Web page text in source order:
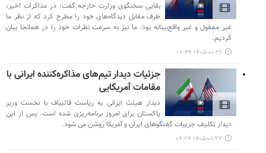
بقایی سخنگوی وزارت خارجه گفت: در مذاکرات اخیر،
طرف مقابل دیدگاه‌های خود را مطرح کرد که از نظر ما
غیر معقول و غیر واقع‌بینانه بود. ما نیز به سرعت نظرات خود را در همانجا بیان
کردیم.
۱۴۰۵-۰۱-۲۶ ۱۷:۴۹
جزئیات دیدار تیم‌های مذاکره‌کننده ایرانی با
مقامات آمریکایی
دیدار هیئت ایرانی به ریاست قالیباف با نخست وزیر
پاکستان برای امروز برنامه‌ریزی شده است. پس از این
دیدار تکلیف جزییات گفتگوهای ایران و آمریکا روشن می شود.
۱۴۰۵-۰۱-۲۲ ۰۹:۲۴